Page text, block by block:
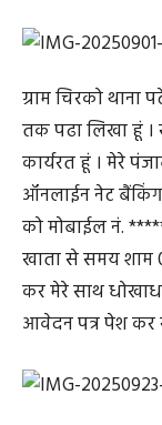
ग्राम चिरको थाना
तक पढा लिखा हूं ।
कार्यरत हूं । मेरे
ऑनलाईन नेट
को मोबाईल नं.
खाता से समय
कर मेरे साथ
आवेदन पत्र पेश कर